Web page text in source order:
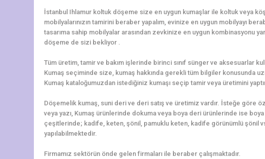
İstanbul Ihlamur koltuk döşeme size en uygun kumaşlar ile koltuk veya
mobilyalarınızın tamirini beraber yapalım, evinize en uygun mobilyayı
tasarıma sahip mobilyalar arasından zevkinize en uygun kombinasyonu
döşeme de sizi bekliyor .
Tüm üretim, tamir ve bakım işlerinde birinci sınıf sünger ve aksesuarlar
Kumaş seçiminde size, kumaş hakkında gerekli tüm bilgiler konusunda
Kumaş kataloğumuzdan istediğiniz kumaşı seçip tamir veya üretimini
Döşemelik kumaş, suni deri ve deri satış ve üretimiz vardır. İsteğe göre
veya yazı, Kumaş ürünlerinde dokuma veya boya deri ürünlerinde ise
çeşitlerinde; kadife, keten, şönil, pamuklu keten, kadife görünümlü şönil
yapılabilmektedir.
Firmamız sektörün önde gelen firmaları ile beraber çalışmaktadır.